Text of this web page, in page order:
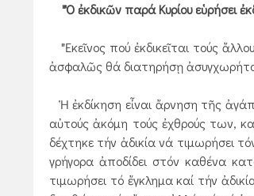
"Ὁ ἐκδικῶν παρά Κυρίου εὑρήσει
"Ἐκεῖνος πού ἐκδικεῖται τούς
ἀσφαλῶς θά διατηρήσῃ
Ἡ ἐκδίκηση εἶναι ἄρνηση τῆς
αὐτούς ἀκόμη τούς ἐχθρούς των,
δέχτηκε τήν ἀδικία νά τιμωρήσει
γρήγορα ἀποδίδει στόν καθένα
τιμωρήσει τό ἔγκλημα καί τήν